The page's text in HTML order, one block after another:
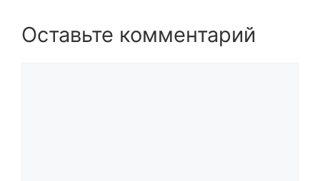
Оставьте комментарий